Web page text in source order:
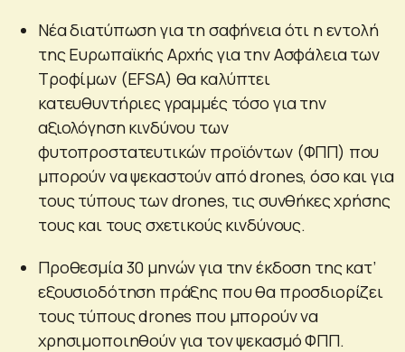
Νέα διατύπωση για τη σαφήνεια ότι η εντολή
της Ευρωπαϊκής Αρχής για την Ασφάλεια των
Τροφίμων (EFSA) θα καλύπτει
κατευθυντήριες γραμμές τόσο για την
αξιολόγηση κινδύνου των
φυτοπροστατευτικών προϊόντων (ΦΠΠ) που
μπορούν να ψεκαστούν από drones, όσο και για
τους τύπους των drones, τις συνθήκες χρήσης
τους και τους σχετικούς κινδύνους.
Προθεσμία 30 μηνών για την έκδοση της κατ’
εξουσιοδότηση πράξης που θα προσδιορίζει
τους τύπους drones που μπορούν να
χρησιμοποιηθούν για τον ψεκασμό ΦΠΠ.